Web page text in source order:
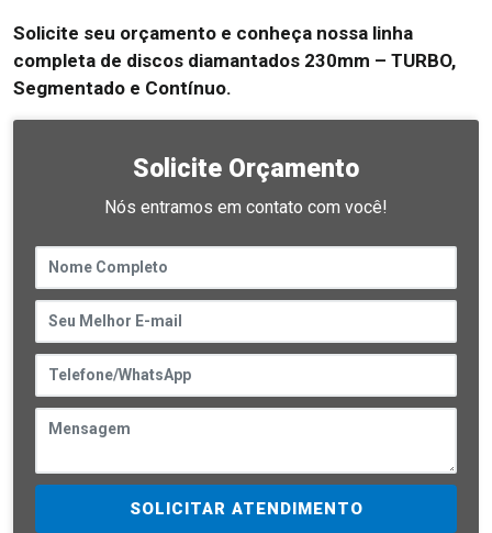
Solicite seu orçamento e conheça nossa linha
completa de discos diamantados 230mm – TURBO,
Segmentado e Contínuo.
Solicite Orçamento
Nós entramos em contato com você!
SOLICITAR ATENDIMENTO